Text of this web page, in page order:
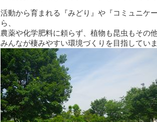
活動から育まれる『みどり』や『コミュニケ
ら、
農薬や化学肥料に頼らず、植物も昆虫もその
みんなが棲みやすい環境づくりを目指してい